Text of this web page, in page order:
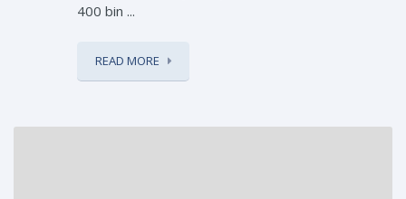
400 bin ...
READ MORE